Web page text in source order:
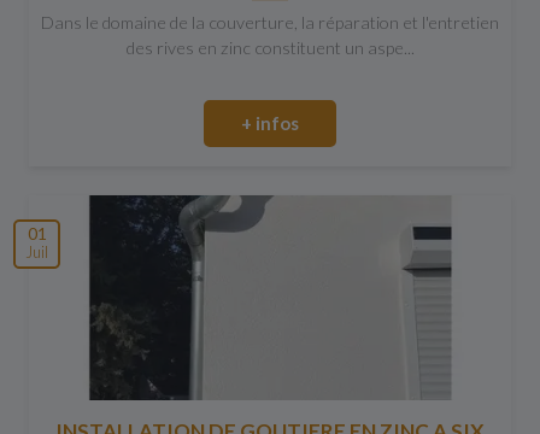
Dans le domaine de la couverture, la réparation et l'entretien
des rives en zinc constituent un aspe...
+ infos
01
Juil